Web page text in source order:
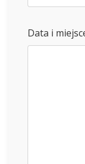
Data i